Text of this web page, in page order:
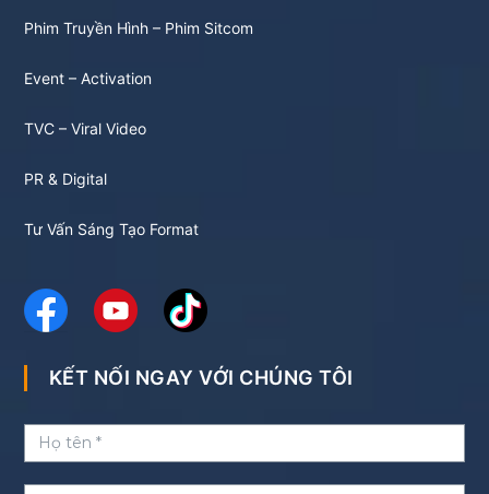
Phim Truyền Hình – Phim Sitcom
Event – Activation
TVC – Viral Video
PR & Digital
Tư Vấn Sáng Tạo Format
KẾT NỐI NGAY VỚI CHÚNG TÔI